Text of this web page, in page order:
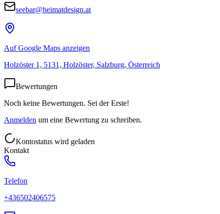
seebar@heimatdesign.at
Auf Google Maps anzeigen
Holzöster 1, 5131, Holzöster, Salzburg, Österreich
Bewertungen
Noch keine Bewertungen. Sei der Erste!
Anmelden um eine Bewertung zu schreiben.
Kontostatus wird geladen
Kontakt
Telefon
+436502406575